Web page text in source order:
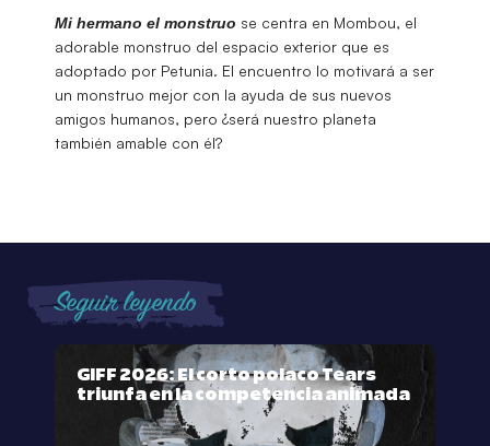
Mi hermano el monstruo se centra en Mombou, el
adorable monstruo del espacio exterior que es
adoptado por Petunia. El encuentro lo motivará a ser
un monstruo mejor con la ayuda de sus nuevos
amigos humanos, pero ¿será nuestro planeta
también amable con él?
Seguir leyendo
GIFF 2026: El corto polaco Tears
triunfa en la competencia animada